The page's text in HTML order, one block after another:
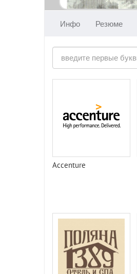
Инфо Резюме
Accenture